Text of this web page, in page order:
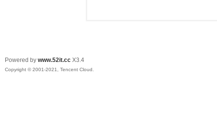
Powered by www.52it.cc X3.4
Copyright © 2001-2021, Tencent Cloud.